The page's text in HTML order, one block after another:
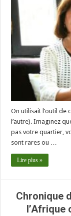
On utilisait l’outil de
l’autre). Imaginez
pas votre quartier,
sont rares ou …
Lire plus »
Chronique
l’Afrique